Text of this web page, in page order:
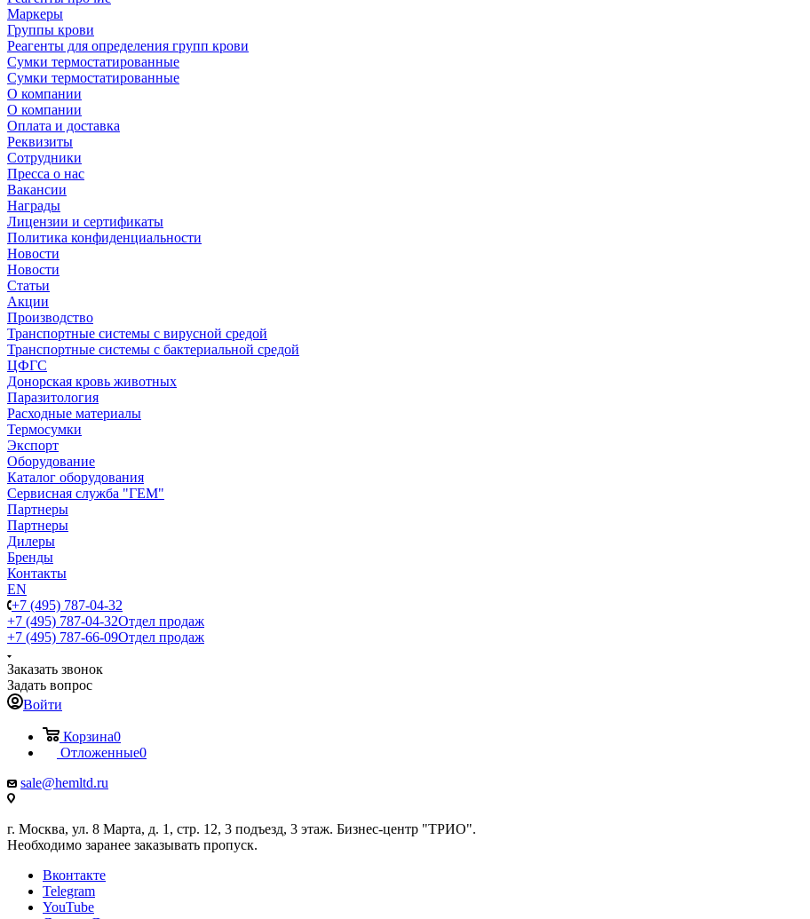
Маркеры
Группы крови
Реагенты для определения групп крови
Сумки термостатированные
Сумки термостатированные
О компании
О компании
Оплата и доставка
Реквизиты
Сотрудники
Пресса о нас
Вакансии
Награды
Лицензии и сертификаты
Политика конфиденциальности
Новости
Новости
Статьи
Акции
Производство
Транспортные системы с вирусной средой
Транспортные системы с бактериальной средой
ЦФГС
Донорская кровь животных
Паразитология
Расходные материалы
Термосумки
Экспорт
Оборудование
Каталог оборудования
Сервисная служба "ГЕМ"
Партнеры
Партнеры
Дилеры
Бренды
Контакты
EN
+7 (495) 787-04-32
+7 (495) 787-04-32Отдел продаж
+7 (495) 787-66-09Отдел продаж
Заказать звонок
Задать вопрос
Войти
Корзина0
Отложенные0
sale@hemltd.ru
г. Москва, ул. 8 Марта, д. 1, стр. 12, 3 подъезд, 3 этаж. Бизнес-центр "ТРИО".
Необходимо заранее заказывать пропуск.
Вконтакте
Telegram
YouTube